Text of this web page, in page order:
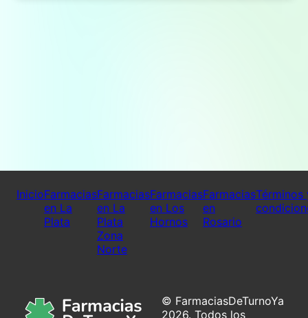
InicioFarmacias
en La
Plata
Farmacias
en La
Plata
Zona
Norte
Farmacias
en Los
Hornos
Farmacias
en
Rosario
Términos
© FarmaciasDeTurnoYa
2026. Todos los